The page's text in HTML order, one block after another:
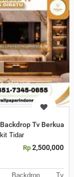
Kota Malang,
Tv
Tidar
Rp 2,500,000
Backdrop Tv